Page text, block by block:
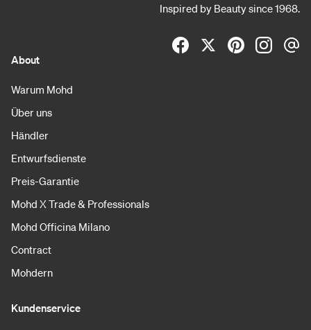
Inspired by Beauty since 1968.
About
Warum Mohd
Über uns
Händler
Entwurfsdienste
Preis-Garantie
Mohd X Trade & Professionals
Mohd Officina Milano
Contract
Mohdern
Kundenservice